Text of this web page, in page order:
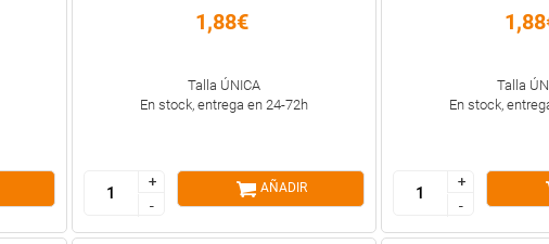
1,88€
Talla ÚNICA
En stock, entrega en 24-72h
+
-
+
-
AÑADIR
Talla
En stock,
+
-
+
-